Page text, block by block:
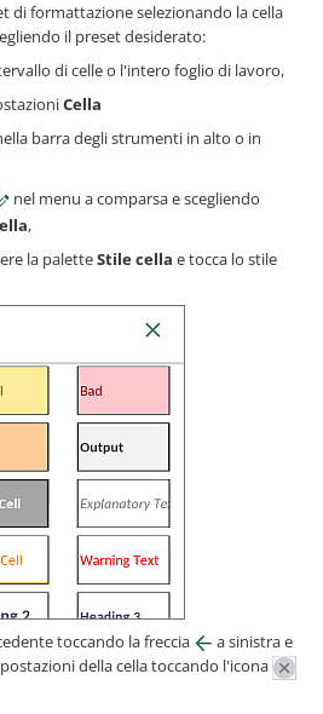
di formattazione selezionando la cella
il preset desiderato:
di celle o l'intero foglio di lavoro,
Cella
barra degli strumenti in alto o in
nel menu a comparsa e scegliendo
,
la paletteStile cella e tocca lo stile
toccando la freccia
a sinistra e
della cella toccando l'icona